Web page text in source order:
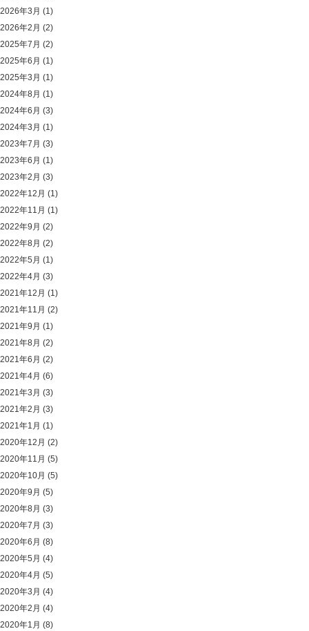
2026年3月 (1)
2026年2月 (2)
2025年7月 (2)
2025年6月 (1)
2025年3月 (1)
2024年8月 (1)
2024年6月 (3)
2024年3月 (1)
2023年7月 (3)
2023年6月 (1)
2023年2月 (3)
2022年12月 (1)
2022年11月 (1)
2022年9月 (2)
2022年8月 (2)
2022年5月 (1)
2022年4月 (3)
2021年12月 (1)
2021年11月 (2)
2021年9月 (1)
2021年8月 (2)
2021年6月 (2)
2021年4月 (6)
2021年3月 (3)
2021年2月 (3)
2021年1月 (1)
2020年12月 (2)
2020年11月 (5)
2020年10月 (5)
2020年9月 (5)
2020年8月 (3)
2020年7月 (3)
2020年6月 (8)
2020年5月 (4)
2020年4月 (5)
2020年3月 (4)
2020年2月 (4)
2020年1月 (8)